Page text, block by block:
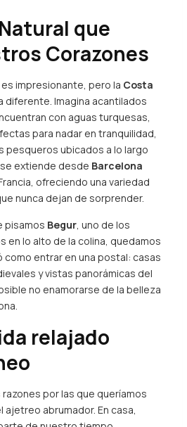
que
Corazones
impresionante, pero la Costa
diferente. Imagina acantilados
con aguas turquesas,
para nadar en tranquilidad,
pesqueros ubicados a lo largo
extiende desde Barcelona
ofreciendo una variedad
nunca dejan de sorprender.
pisamos Begur, uno de los
en lo alto de la colina, quedamos
como entrar en una postal: casas
y vistas panorámicas del
no enamorarse de la belleza
relajado
por las que queríamos
ajetreo abrumador. En casa,